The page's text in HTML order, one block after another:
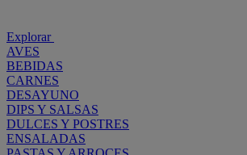
Explorar
AVES
BEBIDAS
CARNES
DESAYUNO
DIPS Y SALSAS
DULCES Y POSTRES
ENSALADAS